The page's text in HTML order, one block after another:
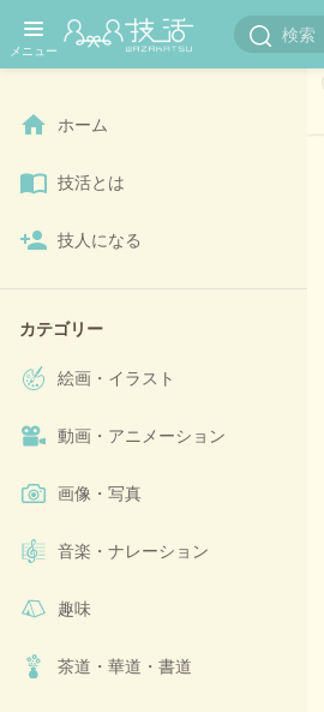
ホーム
技活とは
技人になる
カテゴリー
絵画・イラスト
動画・アニメーション
画像・写真
音楽・ナレーション
趣味
茶道・華道・書道